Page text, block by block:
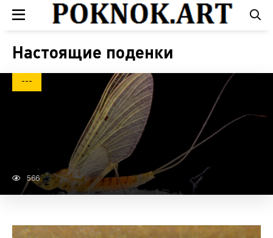
Настоящие поденки
---
566